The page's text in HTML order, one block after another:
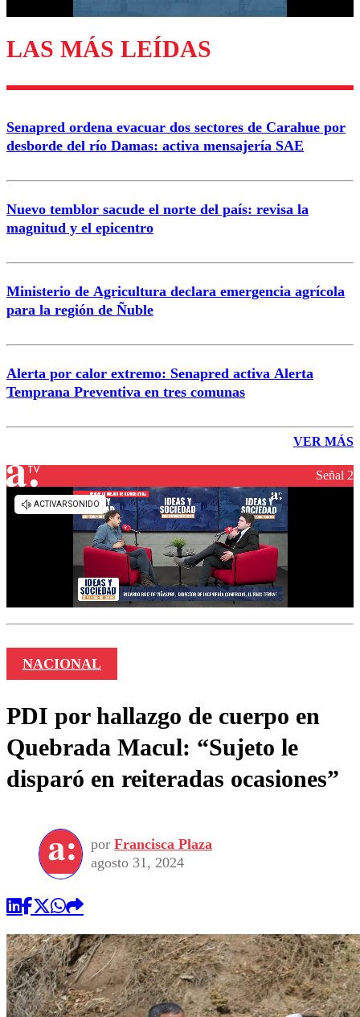
Enviar comentario
LAS MÁS LEÍDAS
Senapred ordena evacuar dos sectores de Carahue por
desborde del río Damas: activa mensajería SAE
Nuevo temblor sacude el norte del país: revisa la
magnitud y el epicentro
Ministerio de Agricultura declara emergencia agrícola
para la región de Ñuble
Alerta por calor extremo: Senapred activa Alerta
Temprana Preventiva en tres comunas
VER MÁS
Señal 2
NACIONAL
PDI por hallazgo de cuerpo en
Quebrada Macul: “Sujeto le
disparó en reiteradas ocasiones”
por Francisca Plaza
agosto 31, 2024